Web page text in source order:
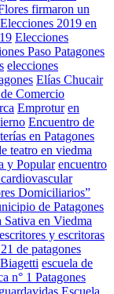
firmaron un
Elecciones 2019 en
Elecciones
Paso Patagones
elecciones
Elías Chucair
Comercio
Emprotur en
Encuentro de
en Patagones
teatro en viedma
y Popular encuentro
Domiciliarios”
de Patagones
Sativa en Viedma
escritores y escritoras
de patagones
escuela de
n° 1 Patagones
Escuela